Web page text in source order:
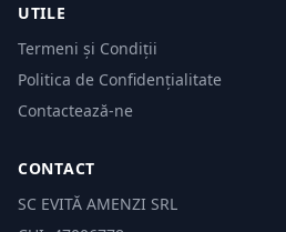
UTILE
Termeni și Condiții
Politica de Confidențialitate
Contactează-ne
CONTACT
SC EVITĂ AMENZI SRL